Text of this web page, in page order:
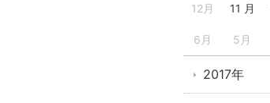
12月 11 月
6月 5月
2017年